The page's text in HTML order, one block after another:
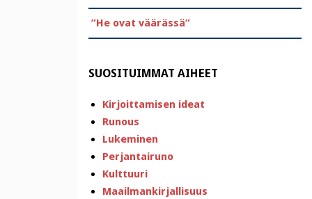
”He ovat väärässä”
SUOSITUIMMAT AIHEET
Kirjoittamisen ideat
Runous
Lukeminen
Perjantairuno
Kulttuuri
Maailmankirjallisuus